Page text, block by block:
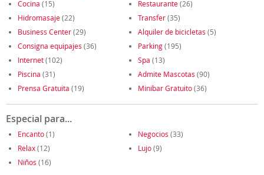
Cocina (15) Restaurante(26)
Hidromasaje(22) Transfer(35)
Business Center(29) Alquiler de bicicletas (5)
Consigna equipajes (36) Parking(195)
Internet(102) Spa (13)
Piscina (31) Admite Mascotas (90)
Prensa Gratuita (19) Minibar Gratuito(36)
Especial para...
Encanto(1) Negocios (33)
Relax(12) Lujo(9)
Niños (16)